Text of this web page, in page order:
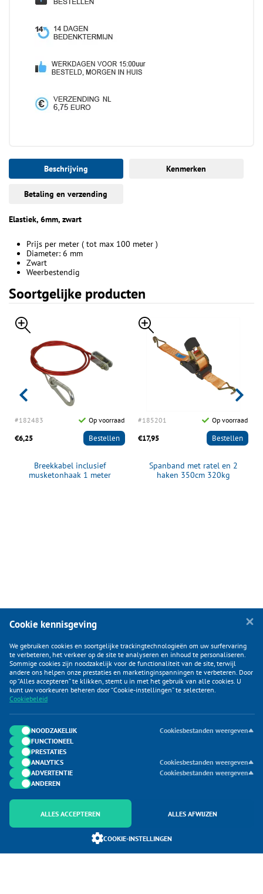
Beschrijving Kenmerken
Betaling en verzending
Elastiek, 6mm, zwart
Prijs per meter ( tot max 100 meter )
Diameter: 6 mm
Zwart
Weerbestendig
Soortgelijke producten
#182483 Op voorraad
€6,25 Bestellen
Breekkabel inclusief
musketonhaak 1 meter
#185201 Op voorraad
€17,95 Bestellen
Spanband met ratel en 2
haken 350cm 320kg
KLANTENSERVICE
CATEGORIEËN
DUIJVELAAR E-COMMERCE
CONTACTEN
Onderdeel van Duijvelaar E-commerce
SoloMono.net
Cookie kennisgeving
We gebruiken cookies en soortgelijke trackingtechnologieën om uw surfervaring
te verbeteren, het verkeer op de site te analyseren en inhoud te personaliseren.
Sommige cookies zijn noodzakelijk voor de functionaliteit van de site, terwijl
andere ons helpen onze prestaties en marketinginspanningen te verbeteren. Door
op “Alles accepteren” te klikken, stemt u in met het gebruik van alle cookies. U
kunt uw voorkeuren beheren door “Cookie-instellingen” te selecteren.
Cookiebeleid
NOODZAKELIJK
Cookiesbestanden weergeven
FUNCTIONEEL
PRESTATIES
ANALYTICS
Cookiesbestanden weergeven
ADVERTENTIE
Cookiesbestanden weergeven
ANDEREN
ALLES ACCEPTEREN ALLES AFWIJZEN
COOKIE-INSTELLINGEN